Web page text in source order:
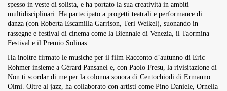
spesso in veste di solista, e ha portato la sua creatività in ambiti
multidisciplinari. Ha partecipato a progetti teatrali e performance di
danza (con Roberta Escamilla Garrison, Teri Weikel), suonando in
rassegne e festival di cinema come la Biennale di Venezia, il Taormina
Festival e il Premio Solinas.
Ha inoltre firmato le musiche per il film Racconto d’autunno di Eric
Rohmer insieme a Gérard Pansanel e, con Paolo Fresu, la rivisitazione di
Non ti scordar di me per la colonna sonora di Centochiodi di Ermanno
Olmi. Oltre al jazz, ha collaborato con artisti come Pino Daniele, Ornella